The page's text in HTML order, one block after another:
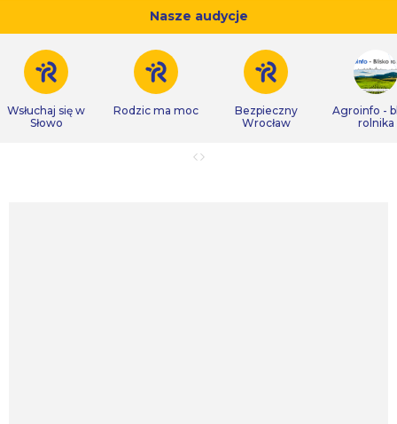
Nasze audycje
Wsłuchaj się w
Słowo
Rodzic ma moc
Bezpieczny
Wrocław
Agroinfo -
rolnika